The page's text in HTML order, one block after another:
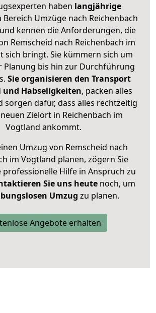
haben langjährige
Bereich Umzüge nach Reichenbach
kennen die Anforderungen, die
Remscheid nach Reichenbach im
sich bringt. Sie kümmern sich um
Planung bis hin zur Durchführung
Sie organisieren den Transport
und Habseligkeiten, packen alles
sorgen dafür, dass alles rechtzeitig
Zielort in Reichenbach im
Vogtland ankommt.
Umzug von Remscheid nach
im Vogtland planen, zögern Sie
professionelle Hilfe in Anspruch zu
Sie uns heutenoch, um
Umzug zu planen.
Angebote erhalten